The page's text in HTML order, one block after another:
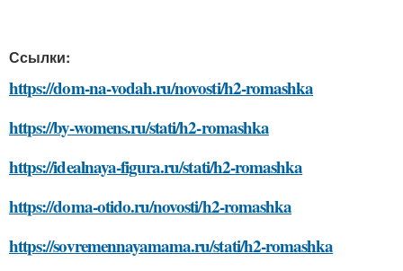
Ссылки:
https://dom-na-vodah.ru/novosti/h2-romashka
https://by-womens.ru/stati/h2-romashka
https://idealnaya-figura.ru/stati/h2-romashka
https://doma-otido.ru/novosti/h2-romashka
https://sovremennayamama.ru/stati/h2-romashka